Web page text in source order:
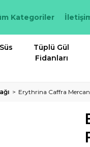
Kategoriler
Tüplü Gül
Fidanları
Erythrina Caffra Mercan